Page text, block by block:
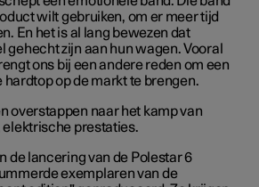
wilt gebruiken, om er meer tijd
En het is al lang bewezen dat
gehecht zijn aan hun wagen. Vooral
ons bij een andere reden om een
op de markt te brengen.
overstappen naar het kamp van
elektrische prestaties.
de lancering van de Polestar 6
exemplaren van de